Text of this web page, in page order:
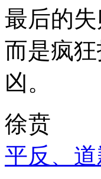
最后的
而是疯
凶。
徐贲
平反、